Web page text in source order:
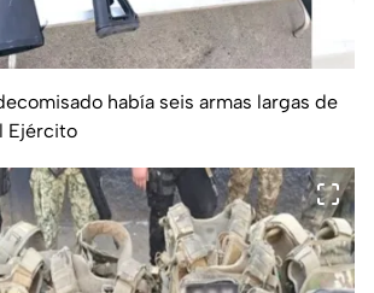
había seis armas largas de
Ejército